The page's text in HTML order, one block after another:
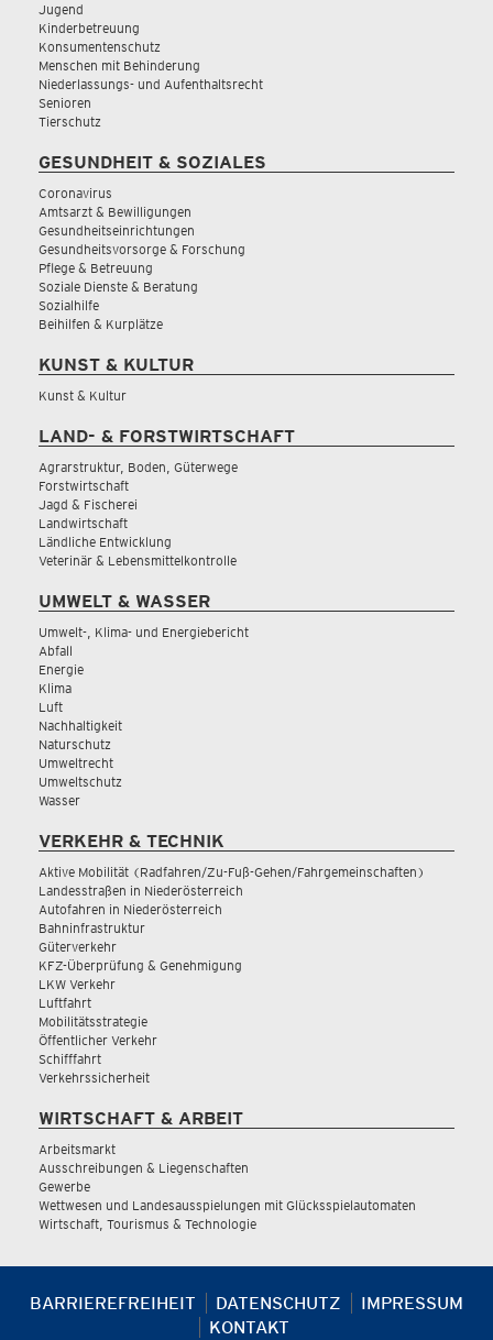
Jugend
Kinderbetreuung
Konsumentenschutz
Menschen mit Behinderung
Niederlassungs- und Aufenthaltsrecht
Senioren
Tierschutz
GESUNDHEIT & SOZIALES
Coronavirus
Amtsarzt & Bewilligungen
Gesundheitseinrichtungen
Gesundheitsvorsorge & Forschung
Pflege & Betreuung
Soziale Dienste & Beratung
Sozialhilfe
Beihilfen & Kurplätze
KUNST & KULTUR
Kunst & Kultur
LAND- & FORSTWIRTSCHAFT
Agrarstruktur, Boden, Güterwege
Forstwirtschaft
Jagd & Fischerei
Landwirtschaft
Ländliche Entwicklung
Veterinär & Lebensmittelkontrolle
UMWELT & WASSER
Umwelt-, Klima- und Energiebericht
Abfall
Energie
Klima
Luft
Nachhaltigkeit
Naturschutz
Umweltrecht
Umweltschutz
Wasser
VERKEHR & TECHNIK
Aktive Mobilität (Radfahren/Zu-Fuß-Gehen/Fahrgemeinschaften)
Landesstraßen in Niederösterreich
Autofahren in Niederösterreich
Bahninfrastruktur
Güterverkehr
KFZ-Überprüfung & Genehmigung
LKW Verkehr
Luftfahrt
Mobilitätsstrategie
Öffentlicher Verkehr
Schifffahrt
Verkehrssicherheit
WIRTSCHAFT & ARBEIT
Arbeitsmarkt
Ausschreibungen & Liegenschaften
Gewerbe
Wettwesen und Landesausspielungen mit Glücksspielautomaten
Wirtschaft, Tourismus & Technologie
BARRIEREFREIHEIT DATENSCHUTZ
IMPRESSUM
KONTAKT